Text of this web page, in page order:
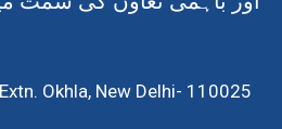
Okhla, New Delhi- 110025